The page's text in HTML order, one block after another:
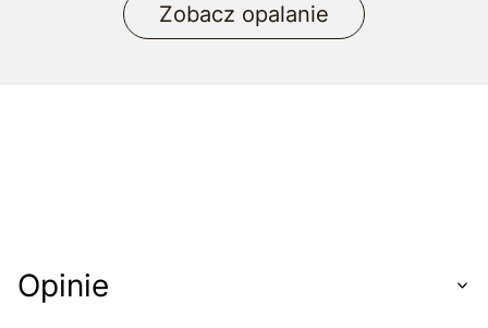
Zobacz opalanie
Opinie